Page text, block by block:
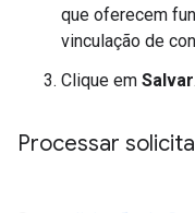
que oferecem
vinculação de
Clique em Salvar
Processar